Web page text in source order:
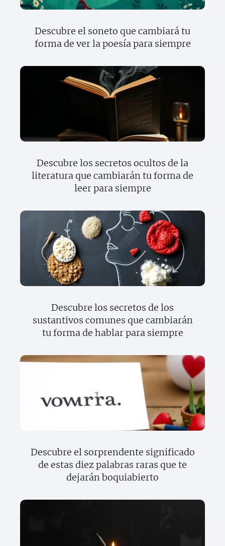
Descubre el soneto que cambiará tu
forma de ver la poesía para siempre
Descubre los secretos ocultos de la
literatura que cambiarán tu forma de
leer para siempre
Descubre los secretos de los
sustantivos comunes que cambiarán
tu forma de hablar para siempre
Descubre el sorprendente significado
de estas diez palabras raras que te
dejarán boquiabierto